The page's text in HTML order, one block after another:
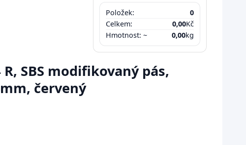
Položek:
0
Celkem:
0,00Kč
Hmotnost: ~
0,00kg
R, SBS modifikovaný pás,
červený